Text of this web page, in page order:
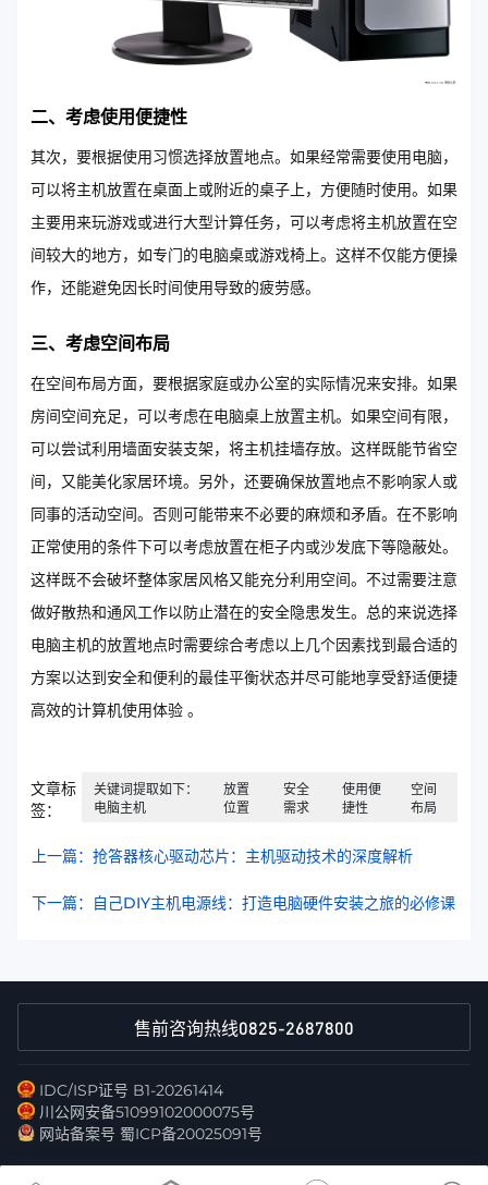
二、考虑使用便捷性
其次，要根据使用习惯选择放置地点。如果经常需要使用电脑，
可以将主机放置在桌面上或附近的桌子上，方便随时使用。如果
主要用来玩游戏或进行大型计算任务，可以考虑将主机放置在空
间较大的地方，如专门的电脑桌或游戏椅上。这样不仅能方便操
作，还能避免因长时间使用导致的疲劳感。
三、考虑空间布局
在空间布局方面，要根据家庭或办公室的实际情况来安排。如果
房间空间充足，可以考虑在电脑桌上放置主机。如果空间有限，
可以尝试利用墙面安装支架，将主机挂墙存放。这样既能节省空
间，又能美化家居环境。另外，还要确保放置地点不影响家人或
同事的活动空间。否则可能带来不必要的麻烦和矛盾。在不影响
正常使用的条件下可以考虑放置在柜子内或沙发底下等隐蔽处。
这样既不会破坏整体家居风格又能充分利用空间。不过需要注意
做好散热和通风工作以防止潜在的安全隐患发生。总的来说选择
电脑主机的放置地点时需要综合考虑以上几个因素找到最合适的
方案以达到安全和便利的最佳平衡状态并尽可能地享受舒适便捷
高效的计算机使用体验 。
文章标
签：
关键词提取如下：
电脑主机
放置
位置
安全
需求
使用便
捷性
空间
布局
上一篇：抢答器核心驱动芯片：主机驱动技术的深度解析
下一篇：自己DIY主机电源线：打造电脑硬件安装之旅的必修课
售前咨询热线0825-2687800
IDC/ISP证号 B1-20261414
川公网安备51099102000075号
网站备案号 蜀ICP备20025091号